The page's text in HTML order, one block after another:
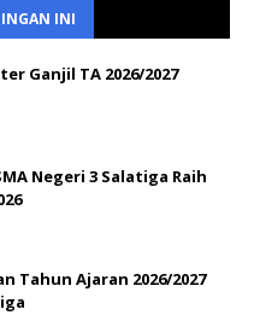
INI
Ganjil TA 2026/2027
Negeri 3 Salatiga Raih
Tahun Ajaran 2026/2027